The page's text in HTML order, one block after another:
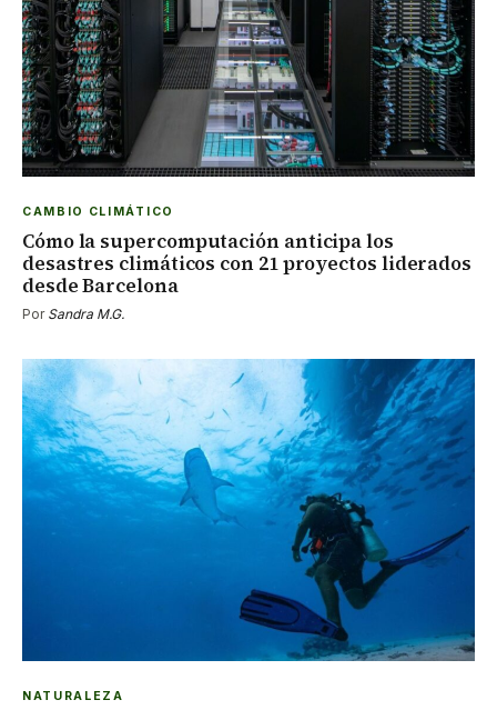
CAMBIO CLIMÁTICO
Cómo la supercomputación anticipa los
desastres climáticos con 21 proyectos liderados
desde Barcelona
Por Sandra M.G.
NATURALEZA